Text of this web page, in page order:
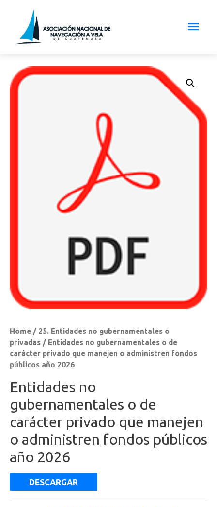
Home / 25. Entidades no gubernamentales o
privadas / Entidades no gubernamentales o de
carácter privado que manejen o administren fondos
públicos año 2026
Entidades no
gubernamentales o de
carácter privado que manejen
o administren fondos públicos
año 2026
DESCARGAR